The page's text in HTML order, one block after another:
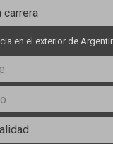
en el exterior de